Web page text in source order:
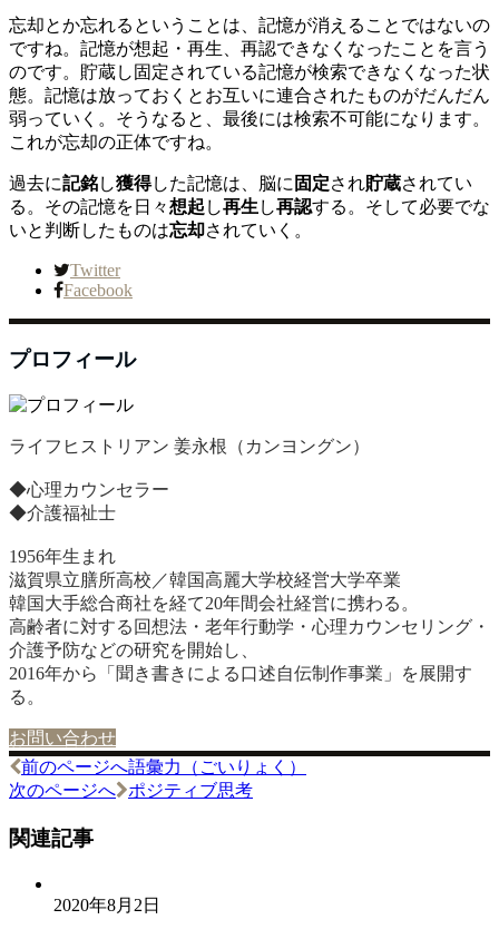
忘却とか忘れるということは、記憶が消えることではないの
ですね。記憶が想起・再生、再認できなくなったことを言う
のです。貯蔵し固定されている記憶が検索できなくなった状
態。記憶は放っておくとお互いに連合されたものがだんだん
弱っていく。そうなると、最後には検索不可能になります。
これが忘却の正体ですね。
過去に記銘し獲得した記憶は、脳に 固定され貯蔵されてい
る。その記憶を日々想起 し再生 し再認する。そして必要でな
いと判断したものは忘却されていく。
Twitter
Facebook
プロフィール
ライフヒストリアン 姜永根（カンヨングン）
◆心理カウンセラー
◆介護福祉士
1956年生まれ
滋賀県立膳所高校／韓国高麗大学校経営大学卒業
韓国大手総合商社を経て20年間会社経営に携わる。
高齢者に対する回想法・老年行動学・心理カウンセリング・
介護予防などの研究を開始し、
2016年から「聞き書きによる口述自伝制作事業」を展開す
る。
お問い合わせ
投
稿
ナ
前のページへ語彙力（ごいりょく）
次のページへ
ポジティブ思考
関連記事
2020年8月2日